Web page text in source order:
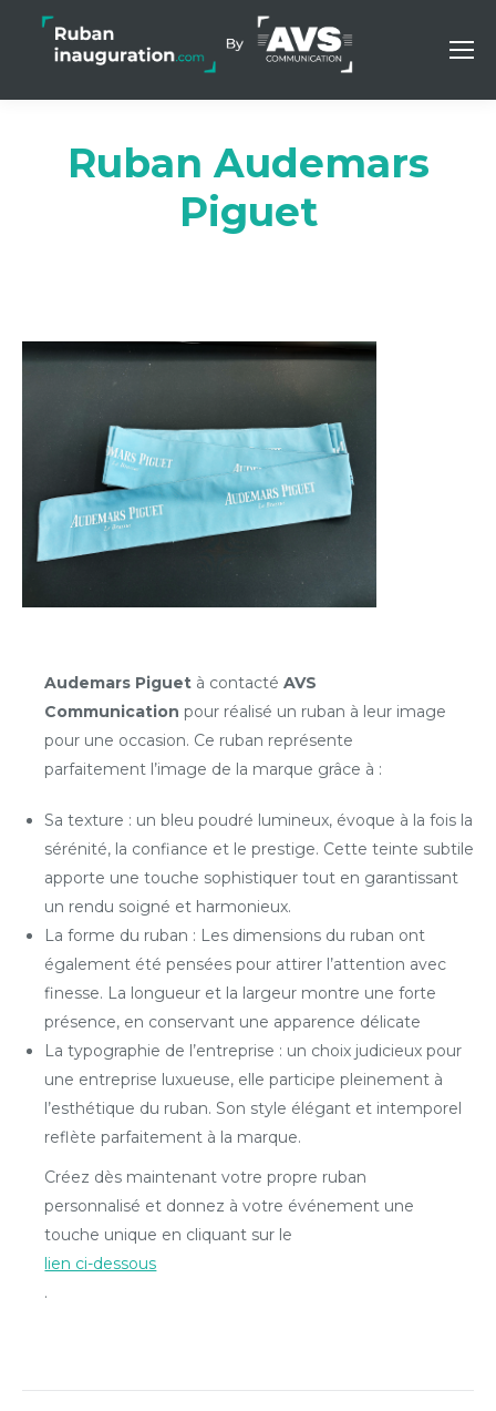
Ruban Audemars
Piguet
Audemars Piguet à contactéAVS
Communication pour réalisé un ruban à leur image
pour une occasion. Ce ruban représente
parfaitement l’image de la marque grâce à :
Sa texture : un bleu poudré lumineux, évoque à la fois la
sérénité, la confiance et le prestige. Cette teinte subtile
apporte une touche sophistiquer tout en garantissant
un rendu soigné et harmonieux.
La forme du ruban : Les dimensions du ruban ont
également été pensées pour attirer l’attention avec
finesse. La longueur et la largeur montre une forte
présence, en conservant une apparence délicate
La typographie de l’entreprise : un choix judicieux pour
une entreprise luxueuse, elle participe pleinement à
l’esthétique du ruban. Son style élégant et intemporel
reflète parfaitement à la marque.
Créez dès maintenant votre propre ruban
personnalisé et donnez à votre événement une
touche unique en cliquant sur le
lien ci-dessous
.